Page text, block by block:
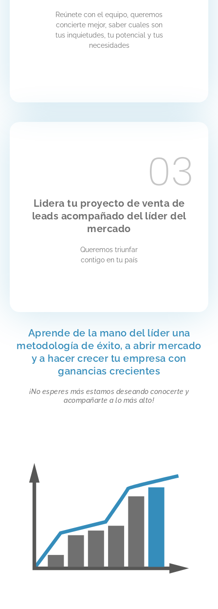
Reúnete con el equipo, queremos
concierte mejor, saber cuales son
tus inquietudes, tu potencial y tus
necesidades
03
Lidera tu proyecto de venta de
leads acompañado del líder del
mercado
Queremos triunfar
contigo en tu país
Aprende de la mano del líder una
metodología de éxito, a abrir mercado
y a hacer crecer tu empresa con
ganancias crecientes
¡No esperes más estamos deseando conocerte y
acompañarte a lo más alto!